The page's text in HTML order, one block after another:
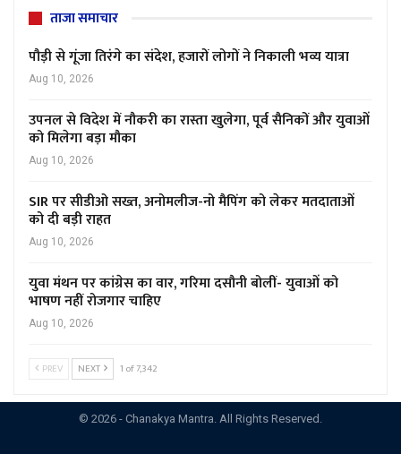
ताजा समाचार
पौड़ी से गूंजा तिरंगे का संदेश, हजारों लोगों ने निकाली भव्य यात्रा
Aug 10, 2026
उपनल से विदेश में नौकरी का रास्ता खुलेगा, पूर्व सैनिकों और युवाओं
को मिलेगा बड़ा मौका
Aug 10, 2026
SIR पर सीडीओ सख्त, अनोमलीज-नो मैपिंग को लेकर मतदाताओं
को दी बड़ी राहत
Aug 10, 2026
युवा मंथन पर कांग्रेस का वार, गरिमा दसौनी बोलीं- युवाओं को
भाषण नहीं रोजगार चाहिए
Aug 10, 2026
PREV NEXT 1 of 7,342
© 2026 - Chanakya Mantra. All Rights Reserved.